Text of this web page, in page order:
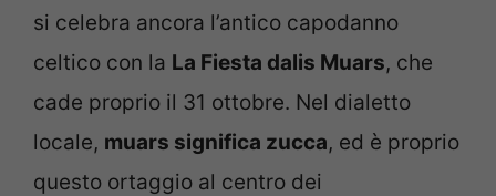
si celebra ancora l’antico capodanno
celtico con la La Fiesta dalis Muars, che
cade proprio il 31 ottobre. Nel dialetto
locale, muars significa zucca, ed è proprio
questo ortaggio al centro dei